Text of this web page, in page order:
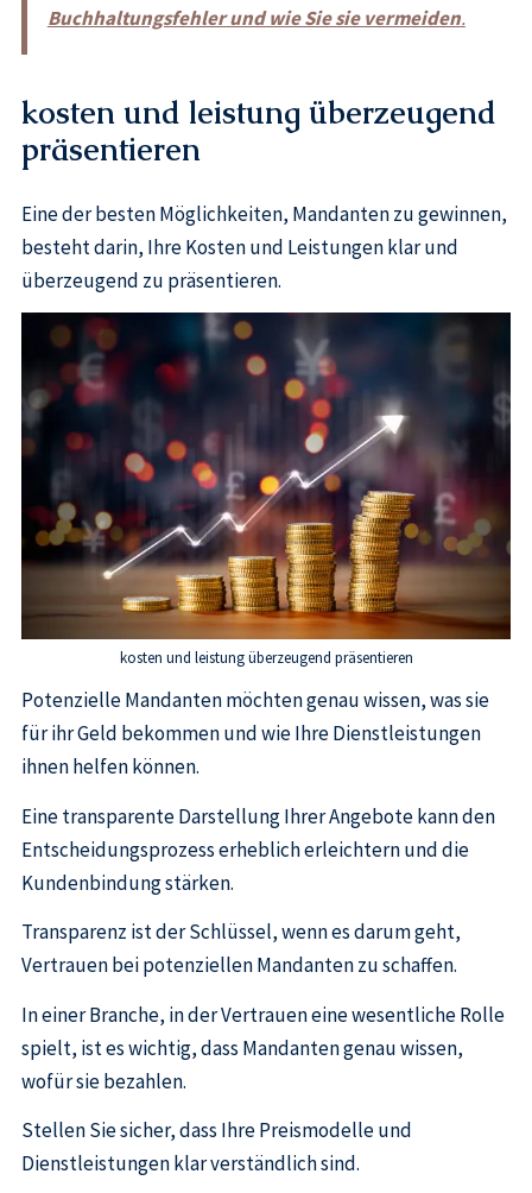
Buchhaltungsfehler und wie Sie sie vermeiden.
kosten und leistung überzeugend
präsentieren
Eine der besten Möglichkeiten, Mandanten zu gewinnen,
besteht darin, Ihre Kosten und Leistungen klar und
überzeugend zu präsentieren.
kosten und leistung überzeugend präsentieren
Potenzielle Mandanten möchten genau wissen, was sie
für ihr Geld bekommen und wie Ihre Dienstleistungen
ihnen helfen können.
Eine transparente Darstellung Ihrer Angebote kann den
Entscheidungsprozess erheblich erleichtern und die
Kundenbindung stärken.
Transparenz ist der Schlüssel, wenn es darum geht,
Vertrauen bei potenziellen Mandanten zu schaffen.
In einer Branche, in der Vertrauen eine wesentliche Rolle
spielt, ist es wichtig, dass Mandanten genau wissen,
wofür sie bezahlen.
Stellen Sie sicher, dass Ihre Preismodelle und
Dienstleistungen klar verständlich sind.